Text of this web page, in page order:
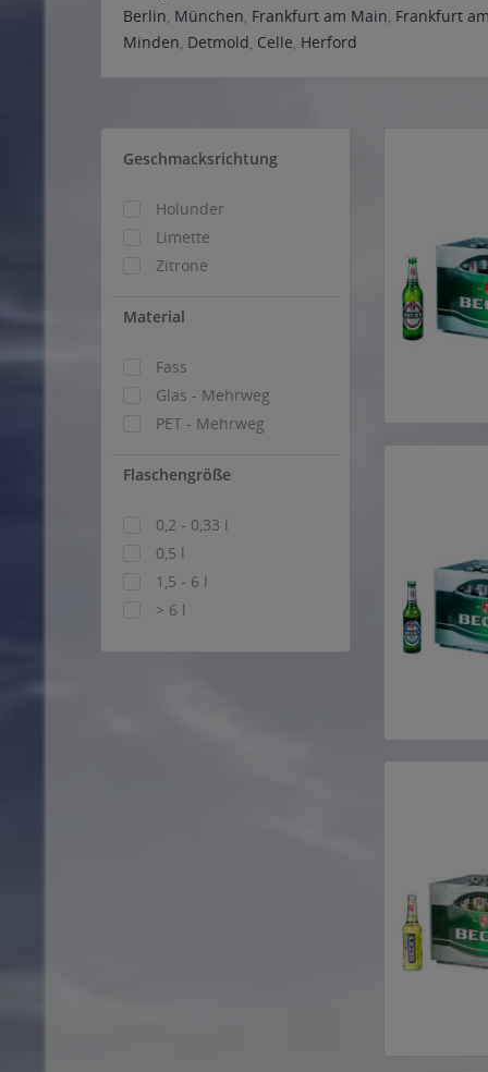
Berlin, München, Frankfurt am Main, Frankfurt
Minden, Detmold, Celle, Herford
Geschmacksrichtung
Holunder
Limette
Zitrone
Material
Fass
Glas - Mehrweg
PET - Mehrweg
Flaschengröße
0,2 - 0,33 l
0,5 l
1,5 - 6 l
> 6 l